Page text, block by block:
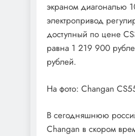
экраном диагональю
электропривод
доступный по цене
равна 1 219 900
рублей.
На фото: Changan
В сегодняшнюю
Changan в скором